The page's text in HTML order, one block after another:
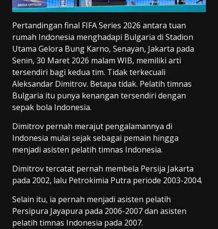
Pertandingan final FIFA Series 2026 antara tuan
rumah Indonesia menghadapi Bulgaria di Stadion
Utama Gelora Bung Karno, Senayan, Jakarta pada
Senin, 30 Maret 2026 malam WIB, memiliki arti
tersendiri bagi kedua tim. Tidak terkecuali
Aleksandar Dimitrov. Betapa tidak. Pelatih timnas
Bulgaria itu punya kenangan tersendiri dengan
sepak bola Indonesia.
Dimitrov pernah merajut pengalamannya di
Indonesia mulai sejak sebagai pemain hingga
menjadi asisten pelatih timnas Indonesia.
Dimitrov tercatat pernah membela Persija Jakarta
pada 2002, lalu Petrokimia Putra periode 2003-2004.
Selain itu, ia pernah menjadi asisten pelatih
Persipura Jayapura pada 2006-2007 dan asisten
pelatih timnas Indonesia pada 2007.